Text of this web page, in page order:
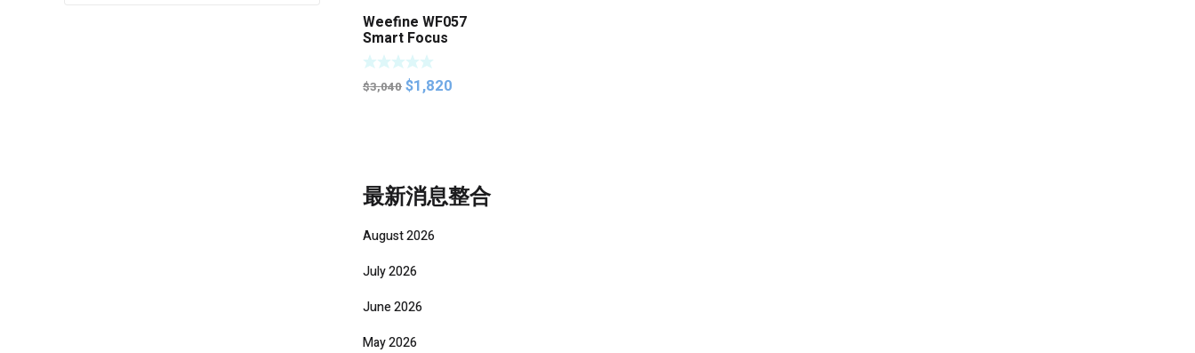
Weefine WF057
Smart Focus
3000 Auto Shut
Off Focus Photo
Video Light
$3,040 Original
$1,820
最新消息整合
August 2026
July 2026
June 2026
May 2026